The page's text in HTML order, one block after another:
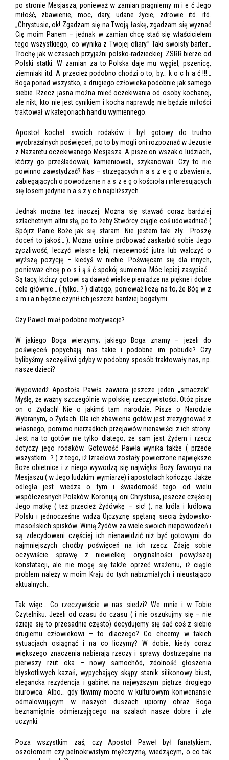
po stronie Mesjasza, ponieważ w zamian pragniemy m i e ć Jego
miłość, zbawienie, moc, dary, udane życie, zdrowie itd. itd.
„Chrystusie, ok! Zgadzam się na Twoją łaskę, zgadzam się wyznać
Cię moim Panem – jednak w zamian chcę stać się właścicielem
tego wszystkiego, co wynika z Twojej ofiary.” Taki swoisty barter…
Trochę jak w czasach przyjaźni polsko-radzieckiej: ZSRR bierze od
Polski statki. W zamian za to Polska daje mu węgiel, pszenicę,
ziemniaki itd. A przecież podobno chodzi o to, by… k o c h a ć !!!…
Boga ponad wszystko, a drugiego człowieka podobnie jak samego
siebie. Rzecz jasna można mieć oczekiwania od osoby kochanej,
ale nikt, kto nie jest cynikiem i kocha naprawdę nie będzie miłości
traktował w kategoriach handlu wymiennego.
Apostoł kochał swoich rodaków i był gotowy do trudno
wyobrażalnych poświęceń, po to by mogli oni rozpoznać w Jezusie
z Nazaretu oczekiwanego Mesjasza. A pisze on wszak o ludziach,
którzy go prześladowali, kamieniowali, szykanowali. Czy to nie
powinno zawstydzać? Nas – strzegących n a s z e g o zbawienia,
zabiegających o powodzenie n a s z e g o kościoła i interesujących
się losem jedynie n a s z y c h najbliższych…
Jednak można też inaczej. Można się stawać coraz bardziej
szlachetnym altruistą, po to żeby Stwórcy ciągle coś udowadniać (
Spójrz Panie Boże jak się staram. Nie jestem taki zły… Proszę
doceń to jakoś… ). Można usilnie próbować zaskarbić sobie Jego
życzliwość, leczyć własne lęki, niepewność jutra lub walczyć o
wyższą pozycję – kiedyś w niebie. Poświęcam się dla innych,
ponieważ chcę p o s i ą ś ć spokój sumienia. Móc lepiej zasypiać…
Są tacy, którzy gotowi są dawać wielkie pieniądze na piękne i dobre
cele głównie… ( tylko…? ) dlatego, ponieważ liczą na to, że Bóg w z
a m i a n będzie czynił ich jeszcze bardziej bogatymi.
Czy Paweł miał podobne motywacje?
W jakiego Boga wierzymy; jakiego Boga znamy – jeżeli do
poświęceń popychają nas takie i podobne im pobudki? Czy
bylibyśmy szczęśliwi gdyby w podobny sposób traktowały nas, np.
nasze dzieci?
Wypowiedź Apostoła Pawła zawiera jeszcze jeden „smaczek”.
Myślę, że ważny szczególnie w polskiej rzeczywistości. Otóż pisze
on o Żydach! Nie o jakimś tam narodzie. Pisze o Narodzie
Wybranym, o Żydach. Dla ich zbawienia gotów jest zrezygnować z
własnego, pomimo nierzadkich przejawów nienawiści z ich strony.
Jest na to gotów nie tylko dlatego, że sam jest Żydem i rzecz
dotyczy jego rodaków. Gotowość Pawła wynika także ( przede
wszystkim…? ) z tego, iż Izraelowi zostały powierzone największe
Boże obietnice i z niego wywodzą się najwięksi Boży faworyci na
Mesjaszu ( w Jego ludzkim wymiarze) i apostołach kończąc. Jakże
odległa jest wiedza o tym i świadomość tego od wielu
współczesnych Polaków. Koronują oni Chrystusa, jeszcze częściej
Jego matkę ( też przecież Żydówkę – sic! ), na króla i królową
Polski i jednocześnie widzą Ojczyznę spętaną siecią żydowsko-
masońskich spisków. Winią Żydów za wiele swoich niepowodzeń i
są zdecydowani częściej ich nienawidzić niż być gotowymi do
najmniejszych choćby poświęceń na ich rzecz. Zdaję sobie
oczywiście sprawę z niewielkiej oryginalności powyższej
konstatacji, ale nie mogę się także oprzeć wrażeniu, iż ciągle
problem należy w moim Kraju do tych nabrzmiałych i nieustająco
aktualnych…
Tak więc… Co rzeczywiście w nas siedzi? We mnie i w Tobie
Czytelniku. Jeżeli od czasu do czasu ( i nie oszukujmy się – nie
dzieje się to przesadnie często) decydujemy się dać coś z siebie
drugiemu człowiekowi – to dlaczego? Co chcemy w takich
sytuacjach osiągnąć i na co liczymy? W dobie, kiedy coraz
większego znaczenia nabierają rzeczy i sprawy dostrzegalne na
pierwszy rzut oka – nowy samochód, zdolność głoszenia
błyskotliwych kazań, wypychający skąpy stanik silikonowy biust,
elegancka rezydencja i gabinet na najwyższym piętrze drogiego
biurowca. Albo… gdy tkwimy mocno w kulturowym konwenansie
odmalowującym w naszych duszach upiorny obraz Boga
beznamiętnie odmierzającego na szalach nasze dobre i złe
uczynki.
Poza wszystkim zaś, czy Apostoł Paweł był fanatykiem,
oszołomem czy pełnokrwistym mężczyzną, wiedzącym, o co tak